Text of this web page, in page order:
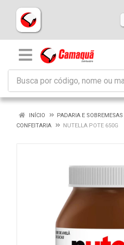
INÍCIO
PADARIA E SOBREMESAS
CONFEITARIA
NUTELLA POTE 650G